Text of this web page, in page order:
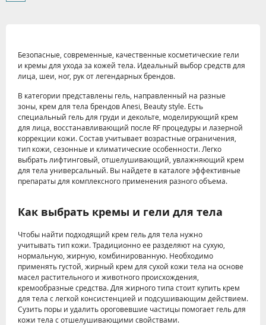
Безопасные, современные, качественные косметические гели
и кремы для ухода за кожей тела. Идеальный выбор средств для
лица, шеи, ног, рук от легендарных брендов.
В категории представлены гель, направленный на разные
зоны, крем для тела брендов Anesi, Beauty style. Есть
специальный гель для груди и декольте, моделирующий крем
для лица, восстанавливающий после RF процедуры и лазерной
коррекции кожи. Состав учитывает возрастные ограничения,
тип кожи, сезонные и климатические особенности. Легко
выбрать лифтинговый, отшелушивающий, увлажняющий крем
для тела универсальный. Вы найдете в каталоге эффективные
препараты для комплексного применения разного объема.
Как выбрать кремы и гели для тела
Чтобы найти подходящий крем гель для тела нужно
учитывать тип кожи. Традиционно ее разделяют на сухую,
нормальную, жирную, комбинированную. Необходимо
применять густой, жирный крем для сухой кожи тела на основе
масел растительного и животного происхождения,
кремообразные средства. Для жирного типа стоит купить крем
для тела с легкой консистенцией и подсушивающим действием.
Сузить поры и удалить ороговевшие частицы помогает гель для
кожи тела с отшелушивающими свойствами.